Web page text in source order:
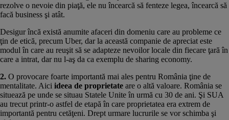
rezolve o nevoie din piaţă, ele nu încearcă să fenteze legea, încearcă să
facă business şi atât.
Desigur încă există anumite afaceri din domeniu care au probleme ce
ţin de etică, precum Uber, dar la această companie de apreciat este
modul în care au reuşit să se adapteze nevoilor locale din fiecare ţară în
care a intrat, dar nu l-aş da ca exemplu de sharing economy.
2. O provocare foarte importantă mai ales pentru România ţine de
mentalitate. Aici ideea de proprietate are o altă valoare. România se
situează pe unde se situau Statele Unite în urmă cu 30 de ani. Şi SUA
au trecut printr-o astfel de etapă în care proprietatea era extrem de
importantă pentru cetăţeni. Drept urmare lucrurile se vor schimba şi